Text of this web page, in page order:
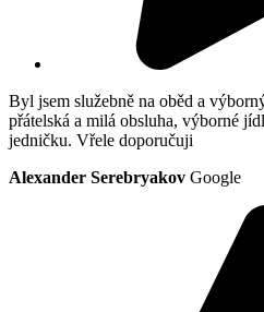
Byl jsem služebně na oběd a
přátelská a milá obsluha, výborné
jedničku. Vřele doporučuji
Alexander Serebryakov Google